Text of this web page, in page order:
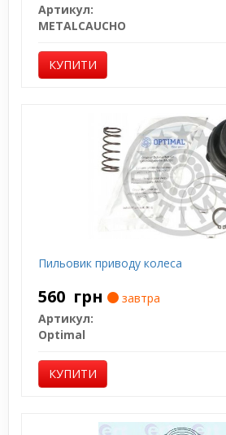
Артикул:
METALCAUCHO
КУПИТИ
Пильовик приводу колеса
560 грн
завтра
Артикул:
Optimal
КУПИТИ